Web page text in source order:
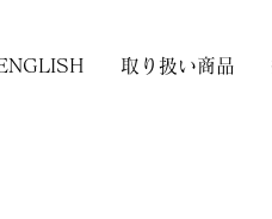
取り扱い商品